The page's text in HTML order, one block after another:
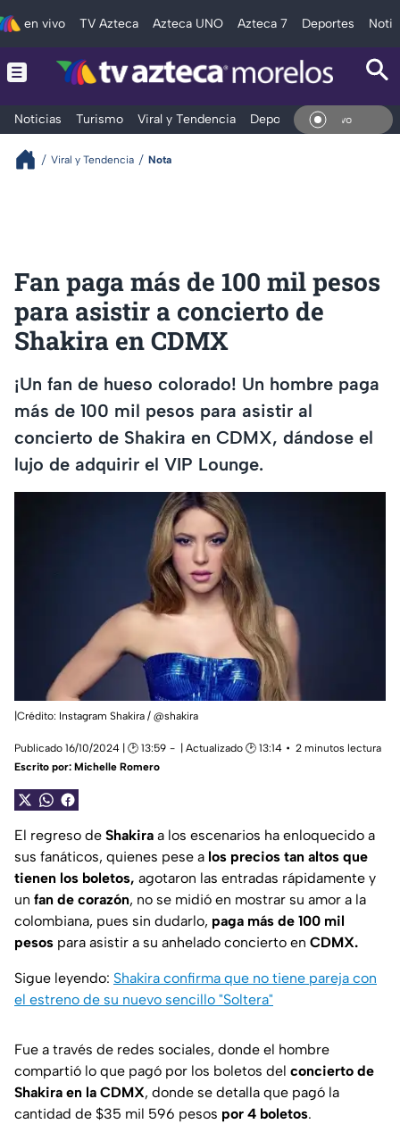
en vivo TV Azteca Azteca UNO Azteca 7 Deportes
Noticias Turismo Viral y Tendencia Deportes Espectáculos
En
Viral y Tendencia Nota
Fan paga más de 100 mil pesos
para asistir a concierto de
Shakira en CDMX
¡Un fan de hueso colorado! Un hombre paga
más de 100 mil pesos para asistir al
concierto de Shakira en CDMX, dándose el
lujo de adquirir el VIP Lounge.
|Crédito: Instagram Shakira / @shakira
Publicado 16/10/2024 | 🕑 13:59 | Actualizado 🕑 13:14
2 minutos lectura
Escrito por: Michelle Romero
El regreso de Shakira a los escenarios ha enloquecido a
sus fanáticos, quienes pese a los precios tan altos que
tienen los boletos, agotaron las entradas rápidamente y
un fan de corazón, no se midió en mostrar su amor a la
colombiana, pues sin dudarlo, paga más de 100 mil
pesos para asistir a su anhelado concierto en CDMX.
Sigue leyendo: Shakira confirma que no tiene pareja con
el estreno de su nuevo sencillo "Soltera"
Fue a través de redes sociales, donde el hombre
compartió lo que pagó por los boletos del concierto de
Shakira en la CDMX, donde se detalla que pagó la
cantidad de $35 mil 596 pesos por 4 boletos.